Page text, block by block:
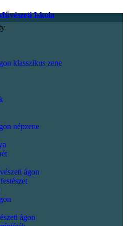
Iskola
klasszikus zene
népzene
ágon
ágon